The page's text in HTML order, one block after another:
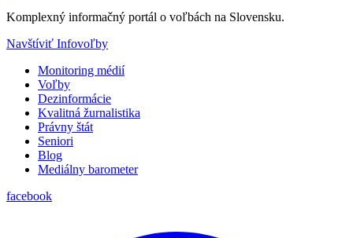
Komplexný informačný portál o voľbách na Slovensku.
Navštíviť Infovoľby
Monitoring médií
Voľby
Dezinformácie
Kvalitná žurnalistika
Právny štát
Seniori
Blog
Mediálny barometer
facebook